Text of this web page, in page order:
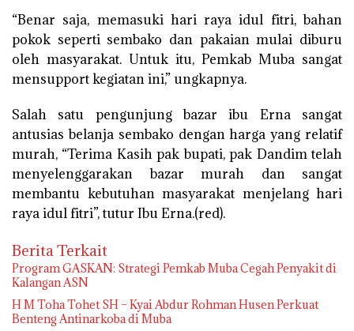
“Benar saja, memasuki hari raya idul fitri, bahan
pokok seperti sembako dan pakaian mulai diburu
oleh masyarakat. Untuk itu, Pemkab Muba sangat
mensupport kegiatan ini,” ungkapnya.
Salah satu pengunjung bazar ibu Erna sangat
antusias belanja sembako dengan harga yang relatif
murah, “Terima Kasih pak bupati, pak Dandim telah
menyelenggarakan bazar murah dan sangat
membantu kebutuhan masyarakat menjelang hari
raya idul fitri”, tutur Ibu Erna.(red).
Berita Terkait
Program GASKAN: Strategi Pemkab Muba Cegah Penyakit di
Kalangan ASN
H M Toha Tohet SH – Kyai Abdur Rohman Husen Perkuat
Benteng Antinarkoba di Muba